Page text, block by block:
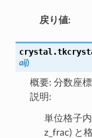
戻り値:
aij)
概要: 分数座
説明:
単位格子
z_frac) と